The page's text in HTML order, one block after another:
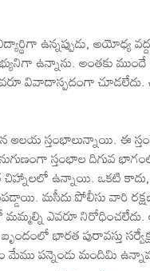
ఉన్నప్పుడు, అయోధ్య
ఉన్నాను. అంతకు
వివాదాస్పదంగా
ఆలయ స్తంభాలున్నాయి. ఈ
స్తంభాల దిగువ
చిహ్నాలలో ఉన్నాయి. ఒకటి
మసీదు పోలీసు
ఎవరూ నిరోధించలేదు.
భారత పురావస్తు
మేము పన్నెండు మందిమి